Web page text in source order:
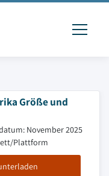
Größe und
November 2025
Plattform